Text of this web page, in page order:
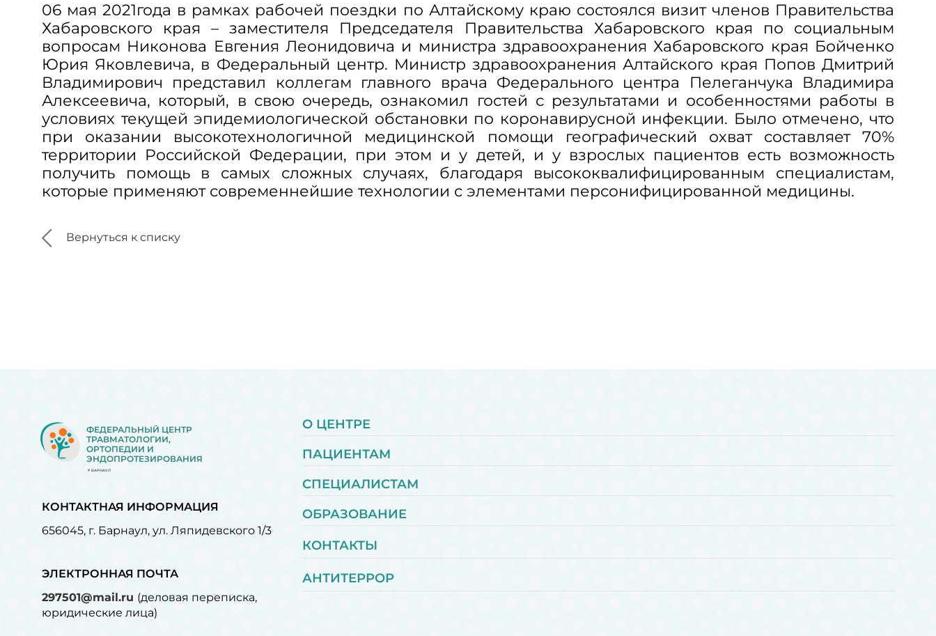
06 мая 2021года в рамках рабочей поездки по Алтайскому краю состоялся визит членов Правительства
Хабаровского края – заместителя Председателя Правительства Хабаровского края по социальным
вопросам Никонова Евгения Леонидовича и министра здравоохранения Хабаровского края Бойченко
Юрия Яковлевича, в Федеральный центр. Министр здравоохранения Алтайского края Попов Дмитрий
Владимирович представил коллегам главного врача Федерального центра Пелеганчука Владимира
Алексеевича, который, в свою очередь, ознакомил гостей с результатами и особенностями работы в
условиях текущей эпидемиологической обстановки по коронавирусной инфекции. Было отмечено, что
при оказании высокотехнологичной медицинской помощи географический охват составляет 70%
территории Российской Федерации, при этом и у детей, и у взрослых пациентов есть возможность
получить помощь в самых сложных случаях, благодаря высококвалифицированным специалистам,
которые применяют современнейшие технологии с элементами персонифицированной медицины.
Вернуться к списку
ФЕДЕРАЛЬНЫЙ ЦЕНТР
ТРАВМАТОЛОГИИ,
ОРТОПЕДИИ И
ЭНДОПРОТЕЗИРОВАНИЯ
БАРНАУЛ
КОНТАКТНАЯ ИНФОРМАЦИЯ
656045, г. Барнаул, ул. Ляпидевского 1/3
ЭЛЕКТРОННАЯ ПОЧТА
297501@mail.ru (деловая переписка,
юридические лица)
О ЦЕНТРЕ
ПАЦИЕНТАМ
СПЕЦИАЛИСТАМ
ОБРАЗОВАНИЕ
КОНТАКТЫ
АНТИТЕРРОР